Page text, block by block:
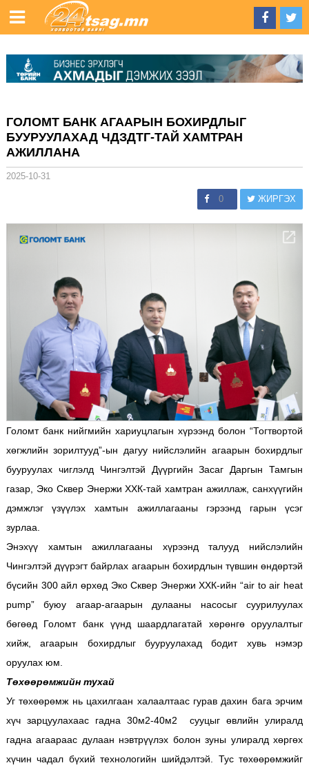
ГОЛОМТ БАНК АГААРЫН БОХИРДЛЫГ
БУУРУУЛАХАД ЧДЗДТГ-ТАЙ ХАМТРАН
АЖИЛЛАНА
2025-10-31
0 ЖИРГЭХ
Голомт банк нийгмийн хариуцлагын хүрээнд болон “Тогтвортой
хөгжлийн зорилтууд”-ын дагуу нийслэлийн агаарын бохирдлыг
бууруулах чиглэлд Чингэлтэй Дүүргийн Засаг Даргын Тамгын
газар, Эко Сквер Энержи ХХК-тай хамтран ажиллаж, санхүүгийн
дэмжлэг үзүүлэх хамтын ажиллагааны гэрээнд гарын үсэг
зурлаа.
Энэхүү хамтын ажиллагааны хүрээнд талууд нийслэлийн
Чингэлтэй дүүрэгт байрлах агаарын бохирдлын түвшин өндөртэй
бүсийн 300 айл өрхөд Эко Сквер Энержи ХХК-ийн “air to air heat
pump” буюу агаар-агаарын дулааны насосыг суурилуулах
бөгөөд Голомт банк үүнд шаардлагатай хөрөнгө оруулалтыг
хийж, агаарын бохирдлыг бууруулахад бодит хувь нэмэр
оруулах юм.
Төхөөрөмжийн тухай
Уг төхөөрөмж нь цахилгаан халаалтаас гурав дахин бага эрчим
хүч зарцуулахаас гадна 30м2-40м2 сууцыг өвлийн улиралд
гадна агаараас дулаан нэвтрүүлэх болон зуны улиралд хөргөх
хүчин чадал бүхий технологийн шийдэлтэй. Тус төхөөрөмжийг